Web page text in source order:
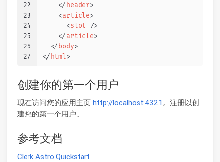
22
23
24
25
26
27
</header>
<article>
<slot />
</article>
</body>
</html>
创建你的第一个用户
现在访问您的应用主页 http://localhost:4321 。注册以创
建您的第一个用户。
参考文档
Clerk Astro Quickstart